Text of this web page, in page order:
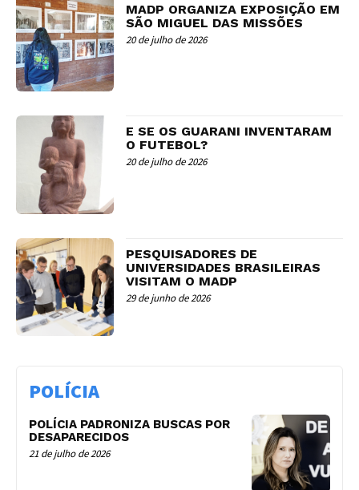
MADP ORGANIZA EXPOSIÇÃO EM
SÃO MIGUEL DAS MISSÕES
20 de julho de 2026
E SE OS GUARANI INVENTARAM
O FUTEBOL?
20 de julho de 2026
PESQUISADORES DE
UNIVERSIDADES BRASILEIRAS
VISITAM O MADP
29 de junho de 2026
POLÍCIA
POLÍCIA PADRONIZA BUSCAS POR
DESAPARECIDOS
21 de julho de 2026